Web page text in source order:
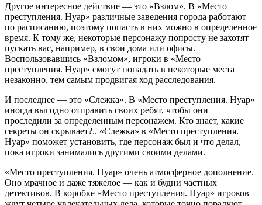
Другое интересное действие — это «Взлом». В «Место
преступления. Нуар» различные заведения города работают
по расписанию, поэтому попасть в них можно в определенное
время. К тому же, некоторые персонажу попросту не захотят
пускать вас, например, в свои дома или офисы.
Воспользовавшись «Взломом», игроки в «Место
преступления. Нуар» смогут попадать в некоторые места
незаконно, тем самым продвигая ход расследования.
И последнее — это «Слежка». В «Место преступления. Нуар»
иногда выгодно отправить своих ребят, чтобы они
проследили за определенным персонажем. Кто знает, какие
секреты он скрывает?.. «Слежка» в «Место преступления.
Нуар» поможет установить, где персонаж был и что делал,
пока игроки занимались другими своими делами.
«Место преступления. Нуар» очень атмосферное дополнение.
Оно мрачное и даже тяжелое — как и будни частных
детективов. В коробке «Место преступления. Нуар» игроков